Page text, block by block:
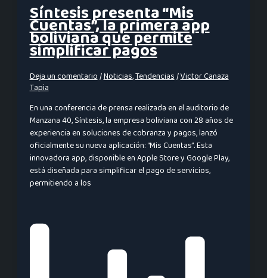
Síntesis presenta “Mis
Cuentas”, la primera app
boliviana que permite
simplificar pagos
Deja un comentario/Noticias,Tendencias/Victor Canaza
Tapia
En una conferencia de prensa realizada en el auditorio de
Manzana 40, Síntesis, la empresa boliviana con 28 años de
experiencia en soluciones de cobranza y pagos, lanzó
oficialmente su nueva aplicación: “Mis Cuentas”. Esta
innovadora app, disponible en Apple Store y Google Play,
está diseñada para simplificar el pago de servicios,
permitiendo a los